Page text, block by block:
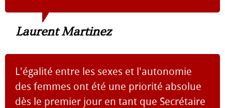
Laurent Martinez
L'égalité entre les sexes et l'autonomie
des femmes ont été une priorité absolue
dès le premier jour en tant que Secrétaire